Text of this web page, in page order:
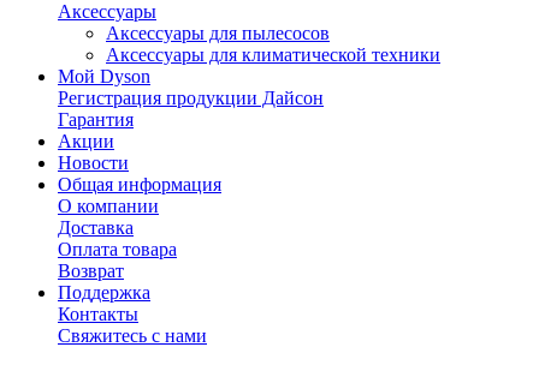
Аксессуары
Аксессуары для пылесосов
Аксессуары для климатической техники
Мой Dyson
Регистрация продукции Дайсон
Гарантия
Акции
Новости
Общая информация
О компании
Доставка
Оплата товара
Возврат
Поддержка
Контакты
Свяжитесь с нами